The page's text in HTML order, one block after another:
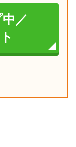
／